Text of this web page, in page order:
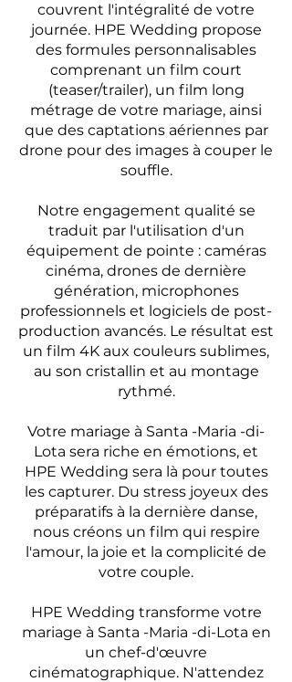
couvrent l'intégralité de votre
journée. HPE Wedding propose
des formules personnalisables
comprenant un film court
(teaser/trailer), un film long
métrage de votre mariage, ainsi
que des captations aériennes par
drone pour des images à couper le
souffle.
Notre engagement qualité se
traduit par l'utilisation d'un
équipement de pointe : caméras
cinéma, drones de dernière
génération, microphones
professionnels et logiciels de post-
production avancés. Le résultat est
un film 4K aux couleurs sublimes,
au son cristallin et au montage
rythmé.
Votre mariage à Santa -Maria -di-
Lota sera riche en émotions, et
HPE Wedding sera là pour toutes
les capturer. Du stress joyeux des
préparatifs à la dernière danse,
nous créons un film qui respire
l'amour, la joie et la complicité de
votre couple.
HPE Wedding transforme votre
mariage à Santa -Maria -di-Lota en
un chef-d'œuvre
cinématographique. N'attendez